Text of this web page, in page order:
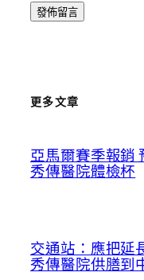
更多文章
亞馬爾賽季報銷
秀傳醫院體檢杯
交通站：應把延
秀傳醫院供膳到